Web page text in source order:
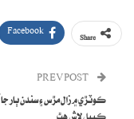
Facebook
ڪوٽڙي ۾ زال مڙس ۽ سندن ٻار جا